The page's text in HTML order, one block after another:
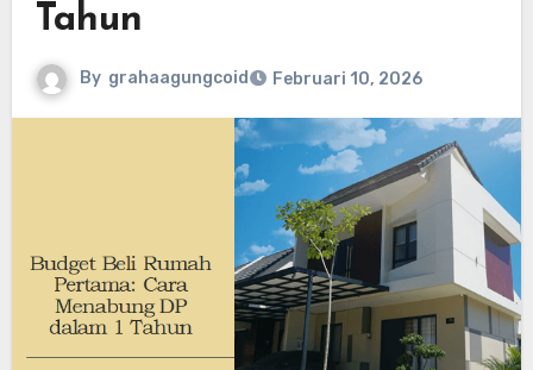
Tahun
By grahaagungcoid Februari 10, 2026